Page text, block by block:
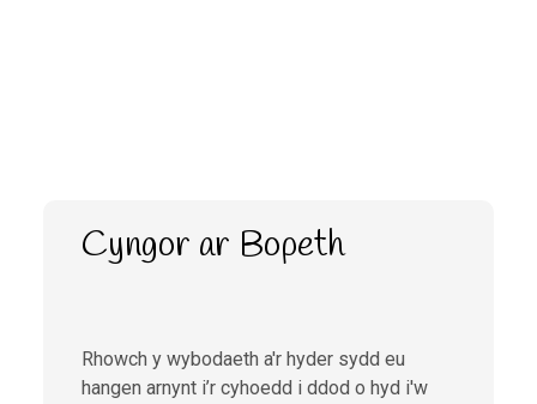
Cyngor ar Bopeth
Rhowch y wybodaeth a'r hyder sydd eu
hangen arnynt i’r cyhoedd i ddod o hyd i'w